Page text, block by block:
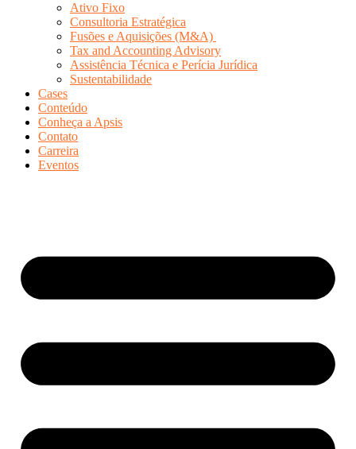
Ativo Fixo
Consultoria Estratégica
Fusões e Aquisições (M&A)
Tax and Accounting Advisory
Assistência Técnica e Perícia Jurídica
Sustentabilidade
Cases
Conteúdo
Conheça a Apsis
Contato
Carreira
Eventos